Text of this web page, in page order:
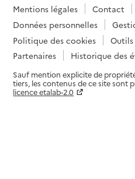
Mentions légales
Contact
Données personnelles
Politique des cookies
Partenaires
Historique des
Sauf mention explicite de
tiers, les contenus de ce site sont
licence etalab-2.0